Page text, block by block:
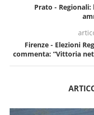
Prato - Regionali:
Firenze - Elezioni
commenta: “Vittoria